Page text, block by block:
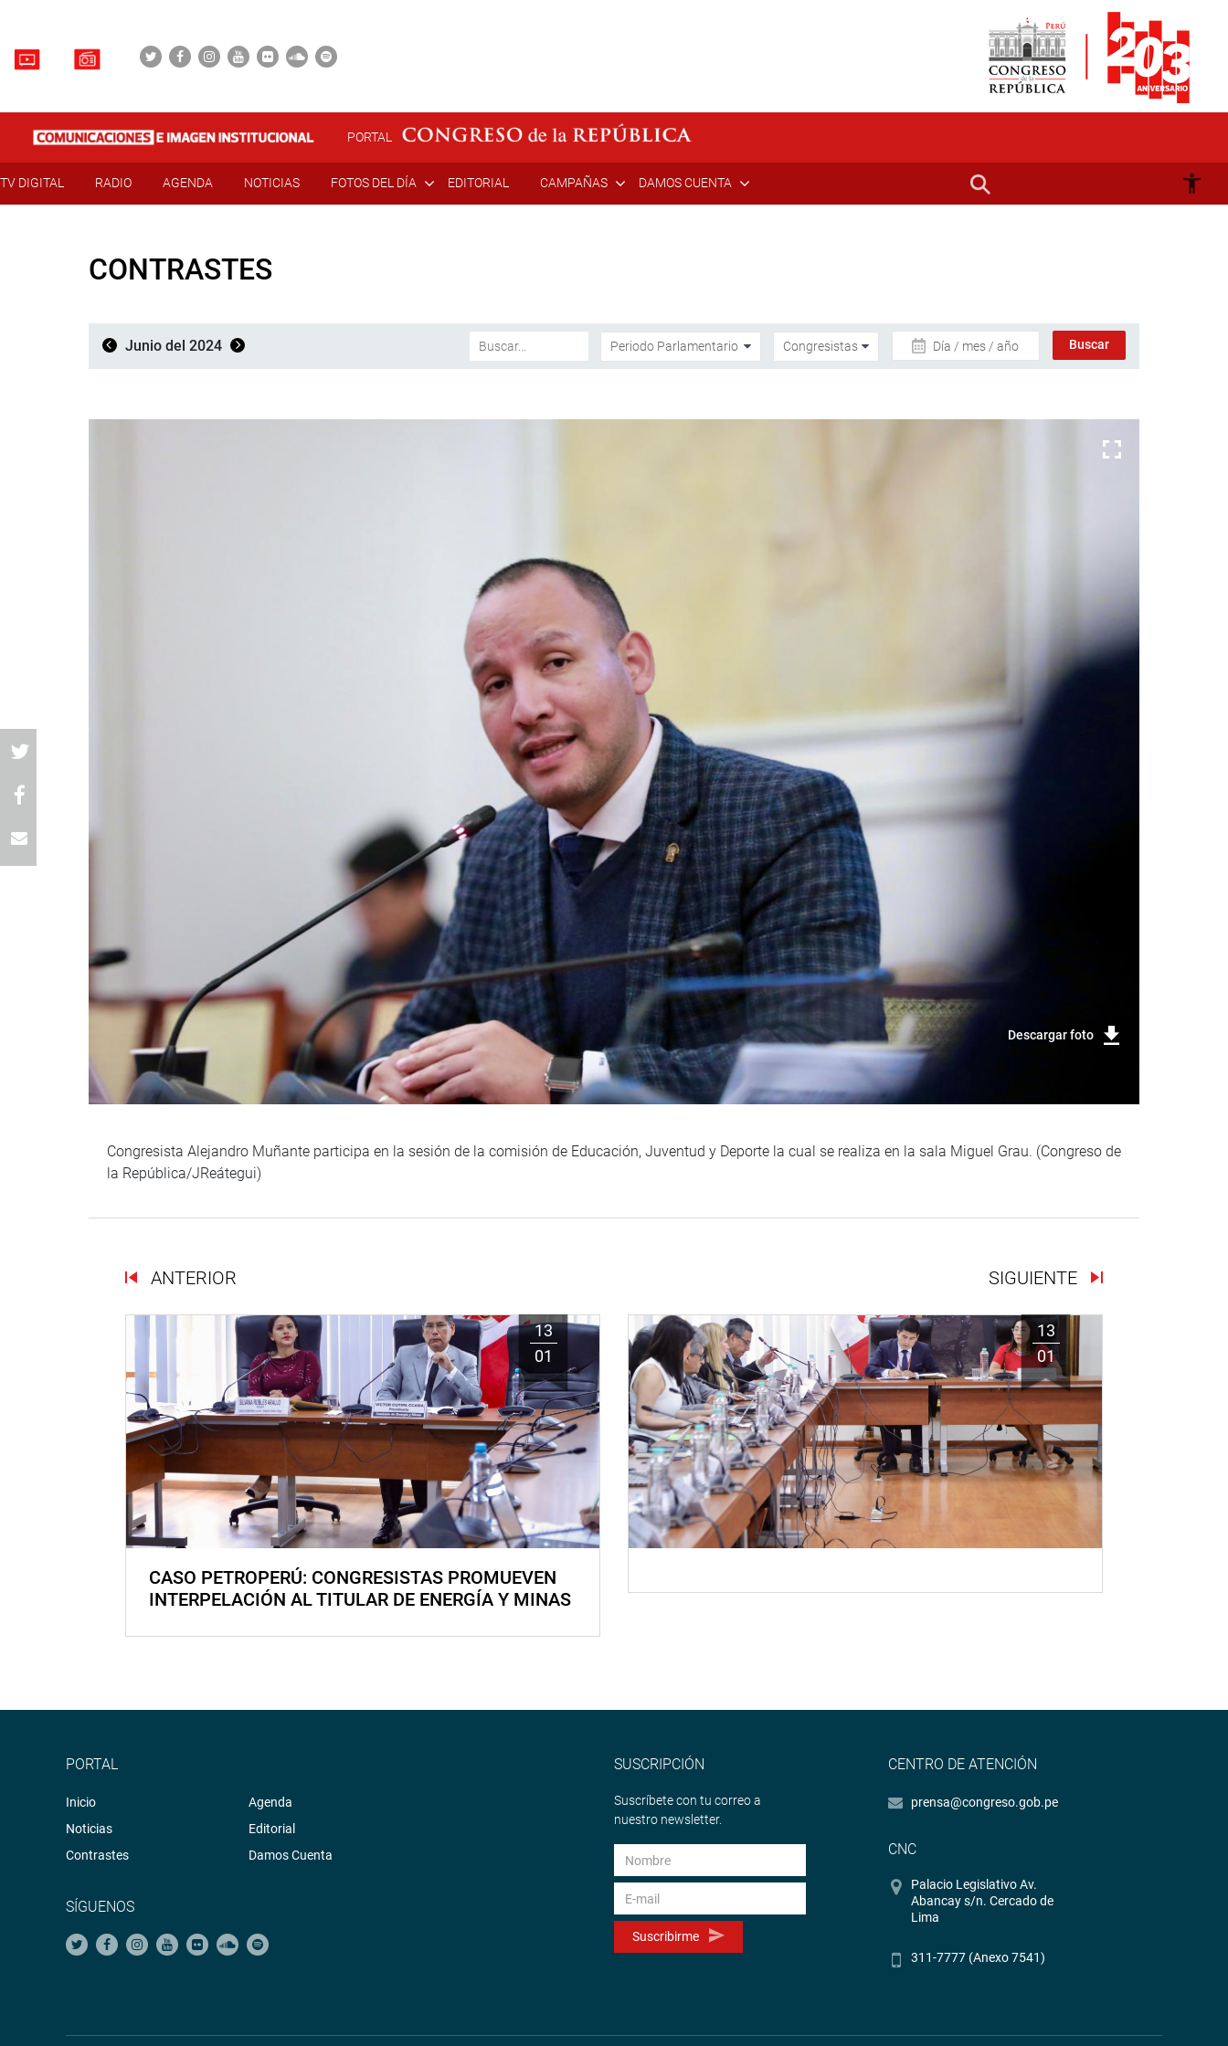
PORTAL
TV DIGITAL RADIO AGENDA NOTICIAS FOTOS DEL DÍA EDITORIAL CAMPAÑAS DAMOS CUENTA
CONTRASTES
Junio del 2024 Día / mes / año
Descargar foto
Congresista Alejandro Muñante participa en la sesión de la comisión de Educación, Juventud y Deporte la cual se realiza en la sala Miguel Grau. (Congreso de
la República/JReátegui)
ANTERIOR SIGUIENTE
13
01
CASO PETROPERÚ: CONGRESISTAS PROMUEVEN
INTERPELACIÓN AL TITULAR DE ENERGÍA Y MINAS
13
01
PORTAL
Inicio
Noticias
Contrastes
Agenda
Editorial
Damos Cuenta
SÍGUENOS
SUSCRIPCIÓN
Suscríbete con tu correo a
nuestro newsletter.
Suscribirme
CENTRO DE ATENCIÓN
prensa@congreso.gob.pe
CNC
Palacio Legislativo Av.
Abancay s/n. Cercado de
Lima
311-7777 (Anexo 7541)